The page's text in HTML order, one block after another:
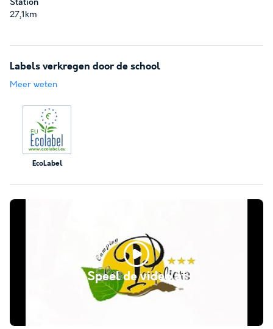
Station
27,1km
Labels verkregen door de school
Meer weten
EcoLabel
Speel de video af